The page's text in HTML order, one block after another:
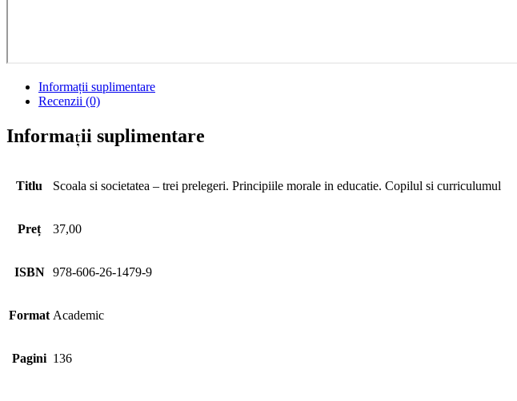
Informații suplimentare
Recenzii (0)
Informații suplimentare
Titlu Scoala si societatea – trei prelegeri. Principiile morale in educatie. Copilul si curriculumul
Preț 37,00
ISBN 978-606-26-1479-9
Format Academic
Pagini 136